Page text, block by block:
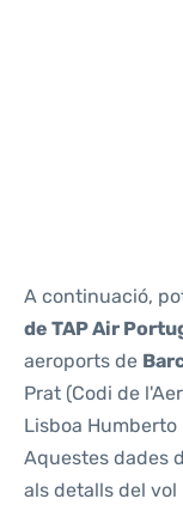
A continuació,
de TAP Air
aeroports de
Prat (Codi de
Lisboa Humberto
Aquestes dades
als detalls del vol